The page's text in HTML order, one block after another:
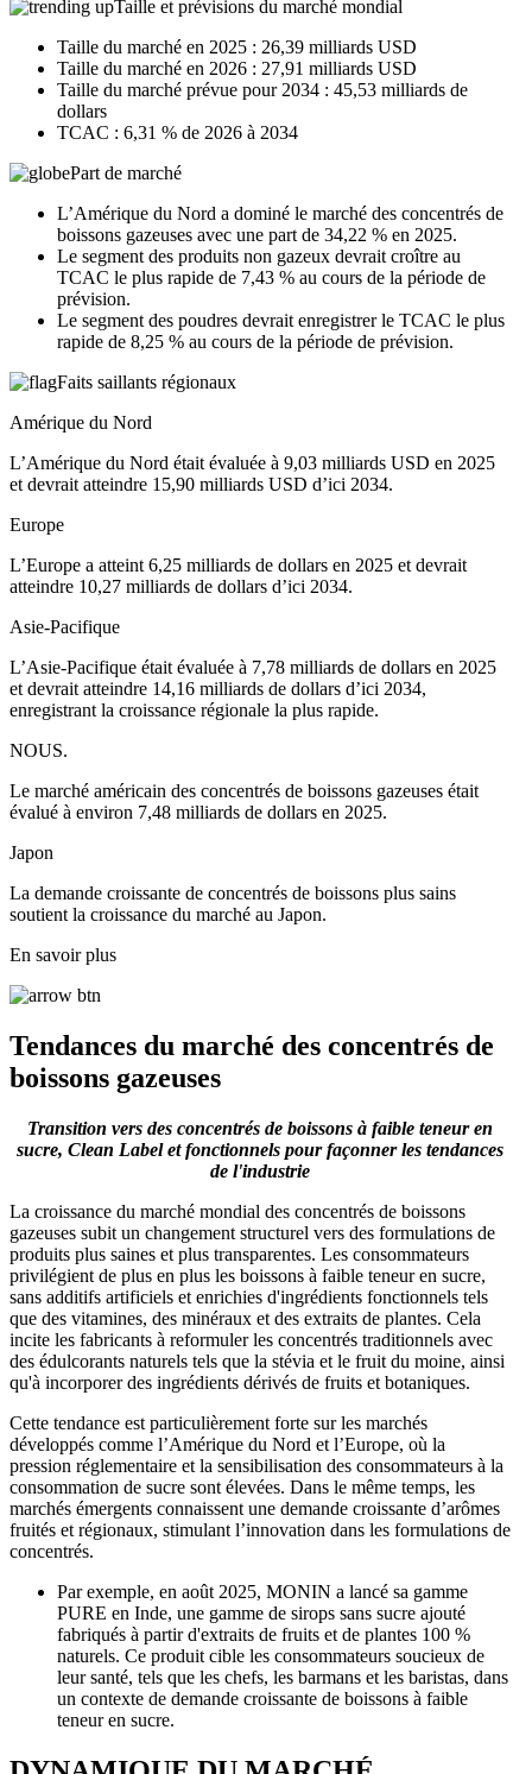
Taille et prévisions du marché mondial
Taille du marché en 2025 : 26,39 milliards USD
Taille du marché en 2026 : 27,91 milliards USD
Taille du marché prévue pour 2034 : 45,53 milliards de
dollars
TCAC : 6,31 % de 2026 à 2034
Part de marché
L’Amérique du Nord a dominé le marché des concentrés de
boissons gazeuses avec une part de 34,22 % en 2025.
Le segment des produits non gazeux devrait croître au
TCAC le plus rapide de 7,43 % au cours de la période de
prévision.
Le segment des poudres devrait enregistrer le TCAC le plus
rapide de 8,25 % au cours de la période de prévision.
Faits saillants régionaux
Amérique du Nord
L’Amérique du Nord était évaluée à 9,03 milliards USD en 2025
et devrait atteindre 15,90 milliards USD d’ici 2034.
Europe
L’Europe a atteint 6,25 milliards de dollars en 2025 et devrait
atteindre 10,27 milliards de dollars d’ici 2034.
Asie-Pacifique
L’Asie-Pacifique était évaluée à 7,78 milliards de dollars en 2025
et devrait atteindre 14,16 milliards de dollars d’ici 2034,
enregistrant la croissance régionale la plus rapide.
NOUS.
Le marché américain des concentrés de boissons gazeuses était
évalué à environ 7,48 milliards de dollars en 2025.
Japon
La demande croissante de concentrés de boissons plus sains
soutient la croissance du marché au Japon.
En savoir plus
Tendances du marché des concentrés de
boissons gazeuses
Transition vers des concentrés de boissons à faible teneur en
sucre, Clean Label et fonctionnels pour façonner les tendances
de l'industrie
La croissance du marché mondial des concentrés de boissons
gazeuses subit un changement structurel vers des formulations de
produits plus saines et plus transparentes. Les consommateurs
privilégient de plus en plus les boissons à faible teneur en sucre,
sans additifs artificiels et enrichies d'ingrédients fonctionnels tels
que des vitamines, des minéraux et des extraits de plantes. Cela
incite les fabricants à reformuler les concentrés traditionnels avec
des édulcorants naturels tels que la stévia et le fruit du moine, ainsi
qu'à incorporer des ingrédients dérivés de fruits et botaniques.
Cette tendance est particulièrement forte sur les marchés
développés comme l’Amérique du Nord et l’Europe, où la
pression réglementaire et la sensibilisation des consommateurs à la
consommation de sucre sont élevées. Dans le même temps, les
marchés émergents connaissent une demande croissante d’arômes
fruités et régionaux, stimulant l’innovation dans les formulations de
concentrés.
Par exemple, en août 2025, MONIN a lancé sa gamme
PURE en Inde, une gamme de sirops sans sucre ajouté
fabriqués à partir d'extraits de fruits et de plantes 100 %
naturels. Ce produit cible les consommateurs soucieux de
leur santé, tels que les chefs, les barmans et les baristas, dans
un contexte de demande croissante de boissons à faible
teneur en sucre.